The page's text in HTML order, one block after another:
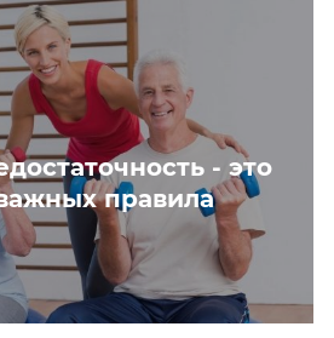
- это
правила